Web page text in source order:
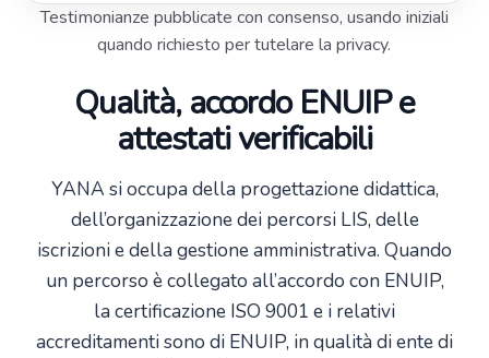
Testimonianze pubblicate con consenso, usando iniziali
quando richiesto per tutelare la privacy.
Qualità, accordo ENUIP e
attestati verificabili
YANA si occupa della progettazione didattica,
dell’organizzazione dei percorsi LIS, delle
iscrizioni e della gestione amministrativa. Quando
un percorso è collegato all’accordo con ENUIP,
la certificazione ISO 9001 e i relativi
accreditamenti sono di ENUIP, in qualità di ente di